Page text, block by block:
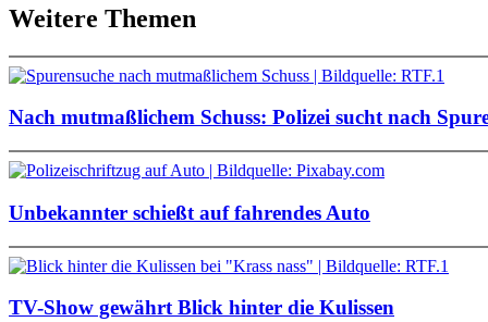
Weitere Themen
Nach mutmaßlichem Schuss: Polizei sucht nach
Unbekannter schießt auf fahrendes Auto
TV-Show gewährt Blick hinter die Kulissen